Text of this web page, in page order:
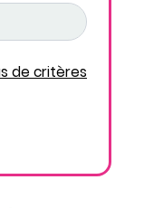
de critères